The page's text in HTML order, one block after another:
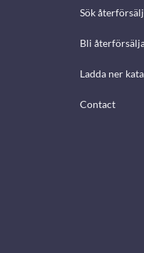
Sök
Bli
Ladda ner
Contact